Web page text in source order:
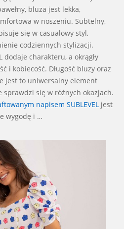
bluza jest lekka,
w noszeniu. Subtelny,
się w casualowy styl,
codziennych stylizacji.
dodaje charakteru, a okrągły
i kobiecość. Długość bluzy oraz
jest to uniwersalny element
sprawdzi się w różnych okazjach.
napisem SUBLEVEL jest
wygodę i …